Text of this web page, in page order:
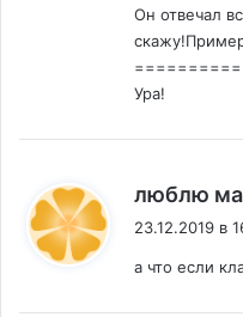
Он отвечал
Ура!
люблю
23.12.2019 в
а что если